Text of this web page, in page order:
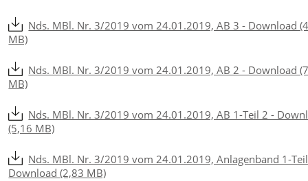
Nds. MBl. Nr. 3/2019 vom 24.01.2019, AB 3 - Download
MB)
Nds. MBl. Nr. 3/2019 vom 24.01.2019, AB 2 - Download
MB)
Nds. MBl. Nr. 3/2019 vom 24.01.2019, AB 1-Teil 2 -
(5,16 MB)
Nds. MBl. Nr. 3/2019 vom 24.01.2019, Anlagenband 1-
Download (2,83 MB)